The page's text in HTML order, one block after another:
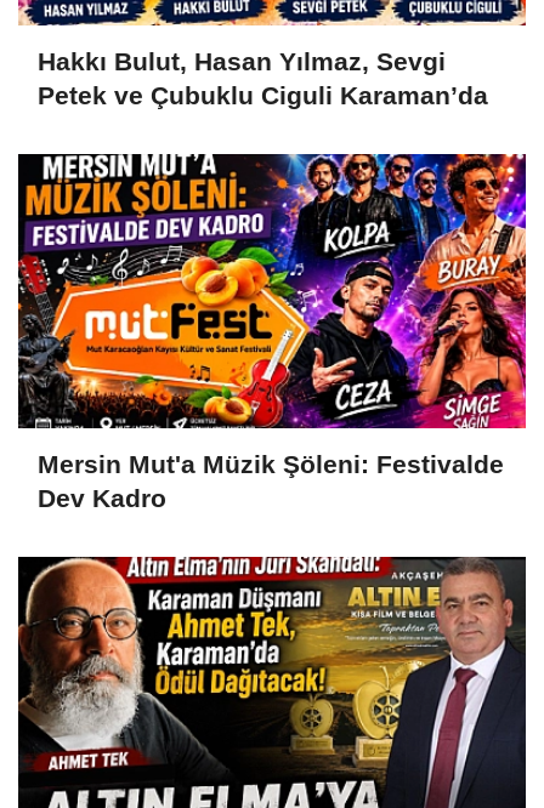
Hakkı Bulut, Hasan Yılmaz, Sevgi
Petek ve Çubuklu Ciguli Karaman’da
Mersin Mut'a Müzik Şöleni: Festivalde
Dev Kadro